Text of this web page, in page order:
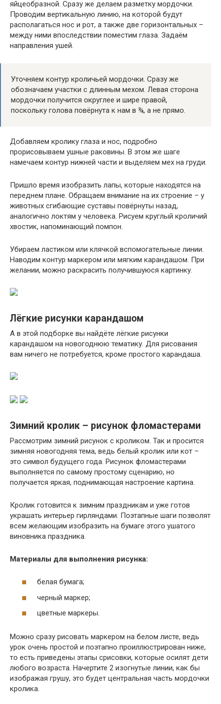
яйцеобразной. Сразу же делаем разметку мордочки.
Проводим вертикальную линию, на которой будут
располагаться нос и рот, а также две горизонтальных –
между ними впоследствии поместим глаза. Задаём
направления ушей.
Уточняем контур кроличьей мордочки. Сразу же
обозначаем участки с длинным мехом. Левая сторона
мордочки получится округлее и шире правой,
поскольку голова повёрнута к нам в ¾, а не прямо.
Добавляем кролику глаза и нос, подробно
прорисовываем ушные раковины. В этом же шаге
намечаем контур нижней части и выделяем мех на груди.
Пришло время изобразить лапы, которые находятся на
переднем плане. Обращаем внимание на их строение – у
животных сгибающие суставы повёрнуты назад,
аналогично локтям у человека. Рисуем круглый кроличий
хвостик, напоминающий помпон.
Убираем ластиком или клячкой вспомогательные линии.
Наводим контур маркером или мягким карандашом. При
желании, можно раскрасить получившуюся картинку.
Лёгкие рисунки карандашом
А в этой подборке вы найдёте лёгкие рисунки
карандашом на новогоднюю тематику. Для рисования
вам ничего не потребуется, кроме простого карандаша.
Зимний кролик – рисунок фломастерами
Рассмотрим зимний рисунок с кроликом. Так и просится
зимняя новогодняя тема, ведь белый кролик или кот –
это символ будущего года. Рисунок фломастерами
выполняется по самому простому сценарию, но
получается яркая, поднимающая настроение картина.
Кролик готовится к зимним праздникам и уже готов
украшать интерьер гирляндами. Поэтапные шаги позволят
всем желающим изобразить на бумаге этого ушатого
виновника праздника.
Материалы для выполнения рисунка:
белая бумага;
черный маркер;
цветные маркеры.
Можно сразу рисовать маркером на белом листе, ведь
урок очень простой и поэтапно проиллюстрирован ниже,
то есть приведены этапы срисовки, которые осилят дети
любого возраста. Начертите 2 изогнутые линии, как бы
изображая грушу, это будет центральная часть мордочки
кролика.